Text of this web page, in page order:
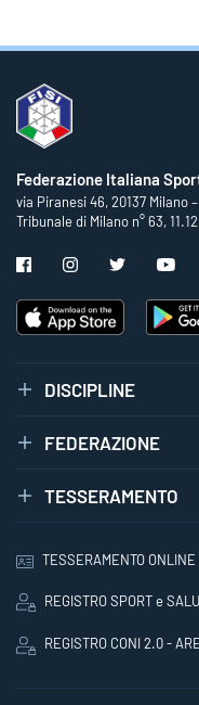
Federazione Italiana
via Piranesi 46, 20137 Milano
Tribunale di Milano n° 63,
DISCIPLINE
FEDERAZIONE
TESSERAMENTO
TESSERAMENTO ONLINE
REGISTRO SPORT e
REGISTRO CONI 2.0 -